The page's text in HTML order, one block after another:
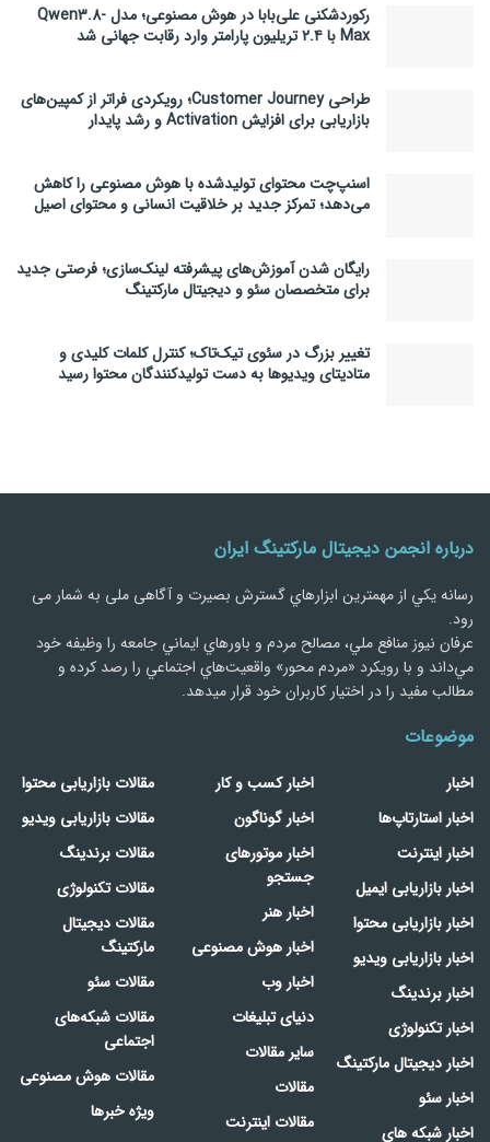
رکوردشکنی علی‌بابا در هوش مصنوعی؛ مدل Qwen3.8-
Max با ۲.۴ تریلیون پارامتر وارد رقابت جهانی شد
طراحی Customer Journey؛ رویکردی فراتر از کمپین‌های
بازاریابی برای افزایش Activation و رشد پایدار
اسنپ‌چت محتوای تولیدشده با هوش مصنوعی را کاهش
می‌دهد؛ تمرکز جدید بر خلاقیت انسانی و محتوای اصیل
رایگان شدن آموزش‌های پیشرفته لینک‌سازی؛ فرصتی جدید
برای متخصصان سئو و دیجیتال مارکتینگ
تغییر بزرگ در سئوی تیک‌تاک؛ کنترل کلمات کلیدی و
متادیتای ویدیوها به دست تولیدکنندگان محتوا رسید
درباره انجمن دیجیتال مارکتینگ ایران
رسانه يكي از مهمترین ابزارهاي گسترش بصیرت و آگاهی ملی به شمار می
رود.
عرفان نیوز منافع ملي، مصالح مردم و باورهاي ايماني جامعه را وظيفه خود
مي‌داند و با رويكرد «مردم‌ محور» واقعيت‌هاي اجتماعي را رصد کرده و
مطالب مفید را در اختیار کاربران خود قرار میدهد.
موضوعات
اخبار
اخبار استارتاپ‌ها
اخبار اینترنت
اخبار بازاریابی ایمیل
اخبار بازاریابی محتوا
اخبار بازاریابی ویدیو
اخبار برندینگ
اخبار تکنولوژی
اخبار دیجیتال مارکتینگ
اخبار سئو
اخبار شبکه های
اخبار کسب و کار
اخبار گوناگون
اخبار موتورهای
جستجو
اخبار هنر
اخبار هوش مصنوعی
اخبار وب
دنیای تبلیغات
سایر مقالات
مقالات
مقالات اینترنت
مقالات بازاریابی محتوا
مقالات بازاریابی ویدیو
مقالات برندینگ
مقالات تکنولوژی
مقالات دیجیتال
مارکتینگ
مقالات سئو
مقالات شبکه‌های
اجتماعی
مقالات هوش مصنوعی
ویژه خبرها